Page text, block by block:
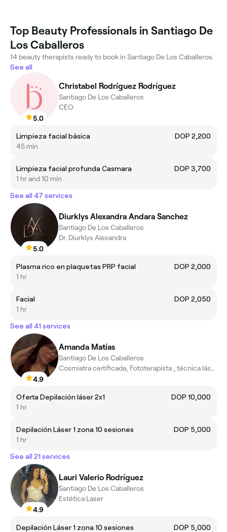
Top Beauty Professionals in Santiago De
Los Caballeros
14 beauty therapists ready to book in Santiago De Los Caballeros.
See all
5.0
Christabel Rodríguez Rodríguez
Santiago De Los Caballeros
CEO
Limpieza facial básica
DOP 2,200
45 min
Limpieza facial profunda Casmara
DOP 3,700
1 hr and 10 min
See all 47 services
5.0
Diurklys Alexandra Andara Sanchez
Santiago De Los Caballeros
Dr. Diurklys Alexandra
Plasma rico en plaquetas PRP facial
DOP 2,000
1 hr
Facial
DOP 2,050
1 hr
See all 41 services
4.9
Amanda Matías
Santiago De Los Caballeros
Cosmiatra certificada, Fototerapista , técnica láser 📍
Oferta Depilación láser 2x1
DOP 10,000
1 hr
Depilación Láser 1 zona 10 sesiones
DOP 5,000
1 hr
See all 21 services
4.9
Lauri Valerio Rodríguez
Santiago De Los Caballeros
Estética Laser
Depilación Láser 1 zona 10 sesiones
DOP 5,000